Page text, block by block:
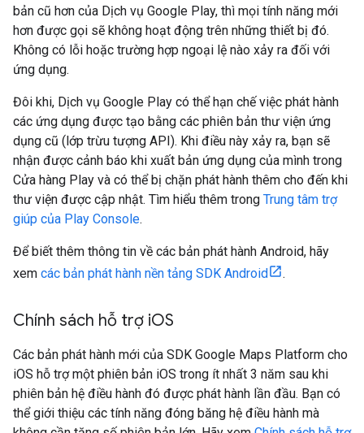
bản cũ hơn của Dịch vụ Google Play, thì mọi tính năng mới
hơn được gọi sẽ không hoạt động trên những thiết bị đó.
Không có lỗi hoặc trường hợp ngoại lệ nào xảy ra đối với
ứng dụng.
Đôi khi, Dịch vụ Google Play có thể hạn chế việc phát hành
các ứng dụng được tạo bằng các phiên bản thư viện ứng
dụng cũ (lớp trừu tượng API). Khi điều này xảy ra, bạn sẽ
nhận được cảnh báo khi xuất bản ứng dụng của mình trong
Cửa hàng Play và có thể bị chặn phát hành thêm cho đến khi
thư viện được cập nhật. Tìm hiểu thêm trong Trung tâm trợ
giúp của Play Console.
Để biết thêm thông tin về các bản phát hành Android, hãy
xem các bản phát hành nền tảng SDK Android .
Chính sách hỗ trợ iOS
Các bản phát hành mới của SDK Google Maps Platform cho
iOS hỗ trợ một phiên bản iOS trong ít nhất 3 năm sau khi
phiên bản hệ điều hành đó được phát hành lần đầu. Bạn có
thể giới thiệu các tính năng đóng băng hệ điều hành mà